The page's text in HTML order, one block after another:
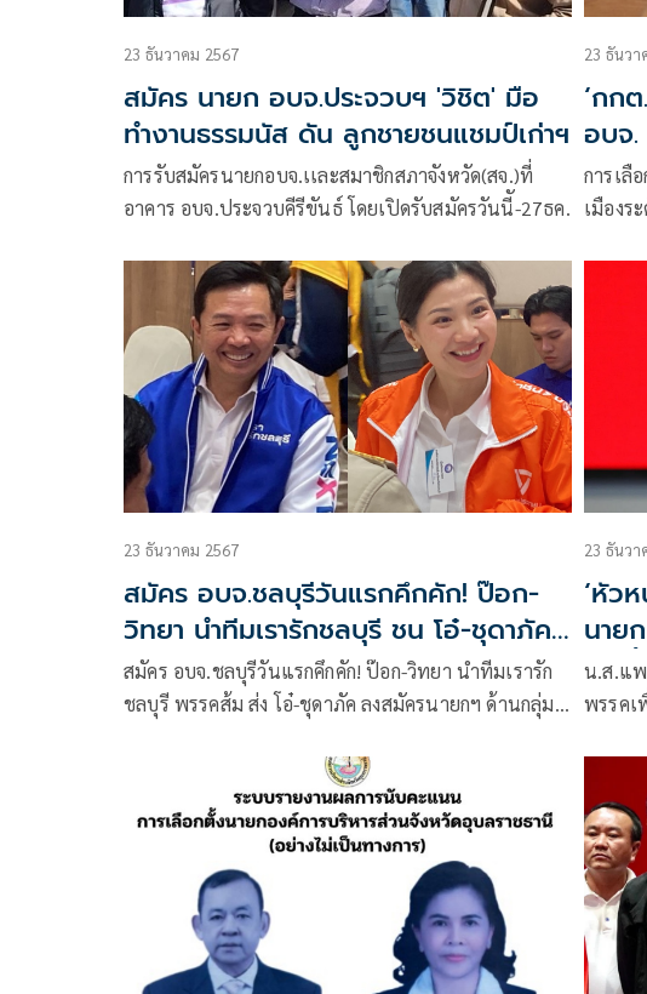
23 ธันวาคม 2567
สมัคร นายก อบจ.ประจวบฯ 'วิชิต' มือ
ทำงานธรรมนัส ดัน ลูกชายชนแชมป์เก่าฯ
การรับสมัครนายกอบจ.เเละสมาชิกสภาจังหวัด(สจ.)ที่
อาคาร อบจ.ประจวบคีรีขันธ์ โดยเปิดรับสมัครวันนีั-27ธค.
23 ธันวา
‘กก
อบจ.
รุนแ
การเลื
เมืองร
23 ธันวาคม 2567
สมัคร อบจ.ชลบุรีวันแรกคึกคัก! ป๊อก-
วิทยา นำทีมเรารักชลบุรี ชน โอ๋-ชุดาภัค
พรรคส้ม
สมัคร อบจ.ชลบุรีวันแรกคึกคัก! ป๊อก-วิทยา นำทีมเรารัก
ชลบุรี พรรคส้ม ส่ง โอ๋-ชุดาภัค ลงสมัครนายกฯ ด้านกลุ่ม
23 ธันวา
‘หัว
นาย
ธ.ค.นี้
น.ส.แพ
พรรคเ